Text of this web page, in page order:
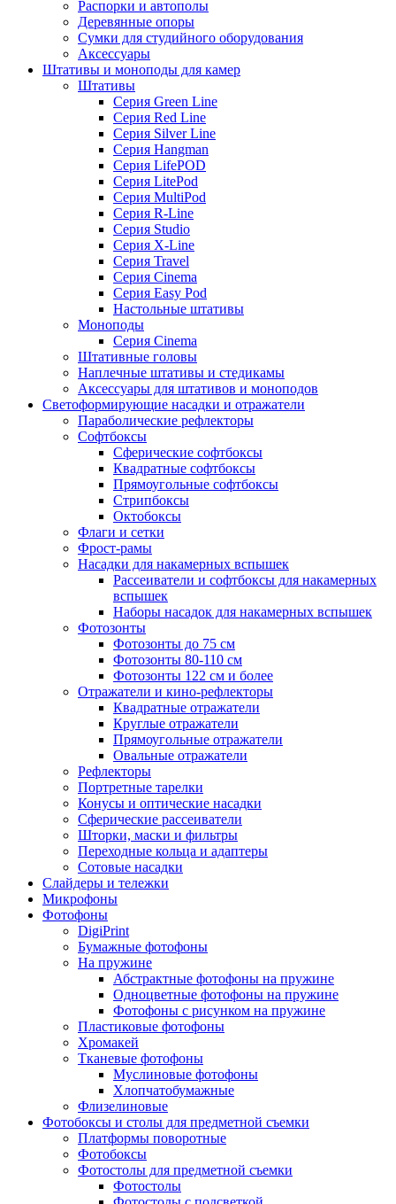
Распорки и автополы
Деревянные опоры
Сумки для студийного оборудования
Аксессуары
Штативы и моноподы для камер
Штативы
Серия Green Line
Серия Red Line
Серия Silver Line
Серия Hangman
Серия LifePOD
Серия LitePod
Серия MultiPod
Серия R-Line
Серия Studio
Серия X-Line
Серия Travel
Серия Cinema
Серия Easy Pod
Настольные штативы
Моноподы
Серия Cinema
Штативные головы
Наплечные штативы и стедикамы
Аксессуары для штативов и моноподов
Светоформирующие насадки и отражатели
Параболические рефлекторы
Софтбоксы
Сферические софтбоксы
Квадратные софтбоксы
Прямоугольные софтбоксы
Стрипбоксы
Октобоксы
Флаги и сетки
Фрост-рамы
Насадки для накамерных вспышек
Рассеиватели и софтбоксы для накамерных
вспышек
Наборы насадок для накамерных вспышек
Фотозонты
Фотозонты до 75 см
Фотозонты 80-110 см
Фотозонты 122 см и более
Отражатели и кино-рефлекторы
Квадратные отражатели
Круглые отражатели
Прямоугольные отражатели
Овальные отражатели
Рефлекторы
Портретные тарелки
Конусы и оптические насадки
Сферические рассеиватели
Шторки, маски и фильтры
Переходные кольца и адаптеры
Сотовые насадки
Слайдеры и тележки
Микрофоны
Фотофоны
DigiPrint
Бумажные фотофоны
На пружине
Абстрактные фотофоны на пружине
Одноцветные фотофоны на пружине
Фотофоны с рисунком на пружине
Пластиковые фотофоны
Хромакей
Тканевые фотофоны
Муслиновые фотофоны
Хлопчатобумажные
Флизелиновые
Фотобоксы и столы для предметной съемки
Платформы поворотные
Фотобоксы
Фотостолы для предметной съемки
Фотостолы